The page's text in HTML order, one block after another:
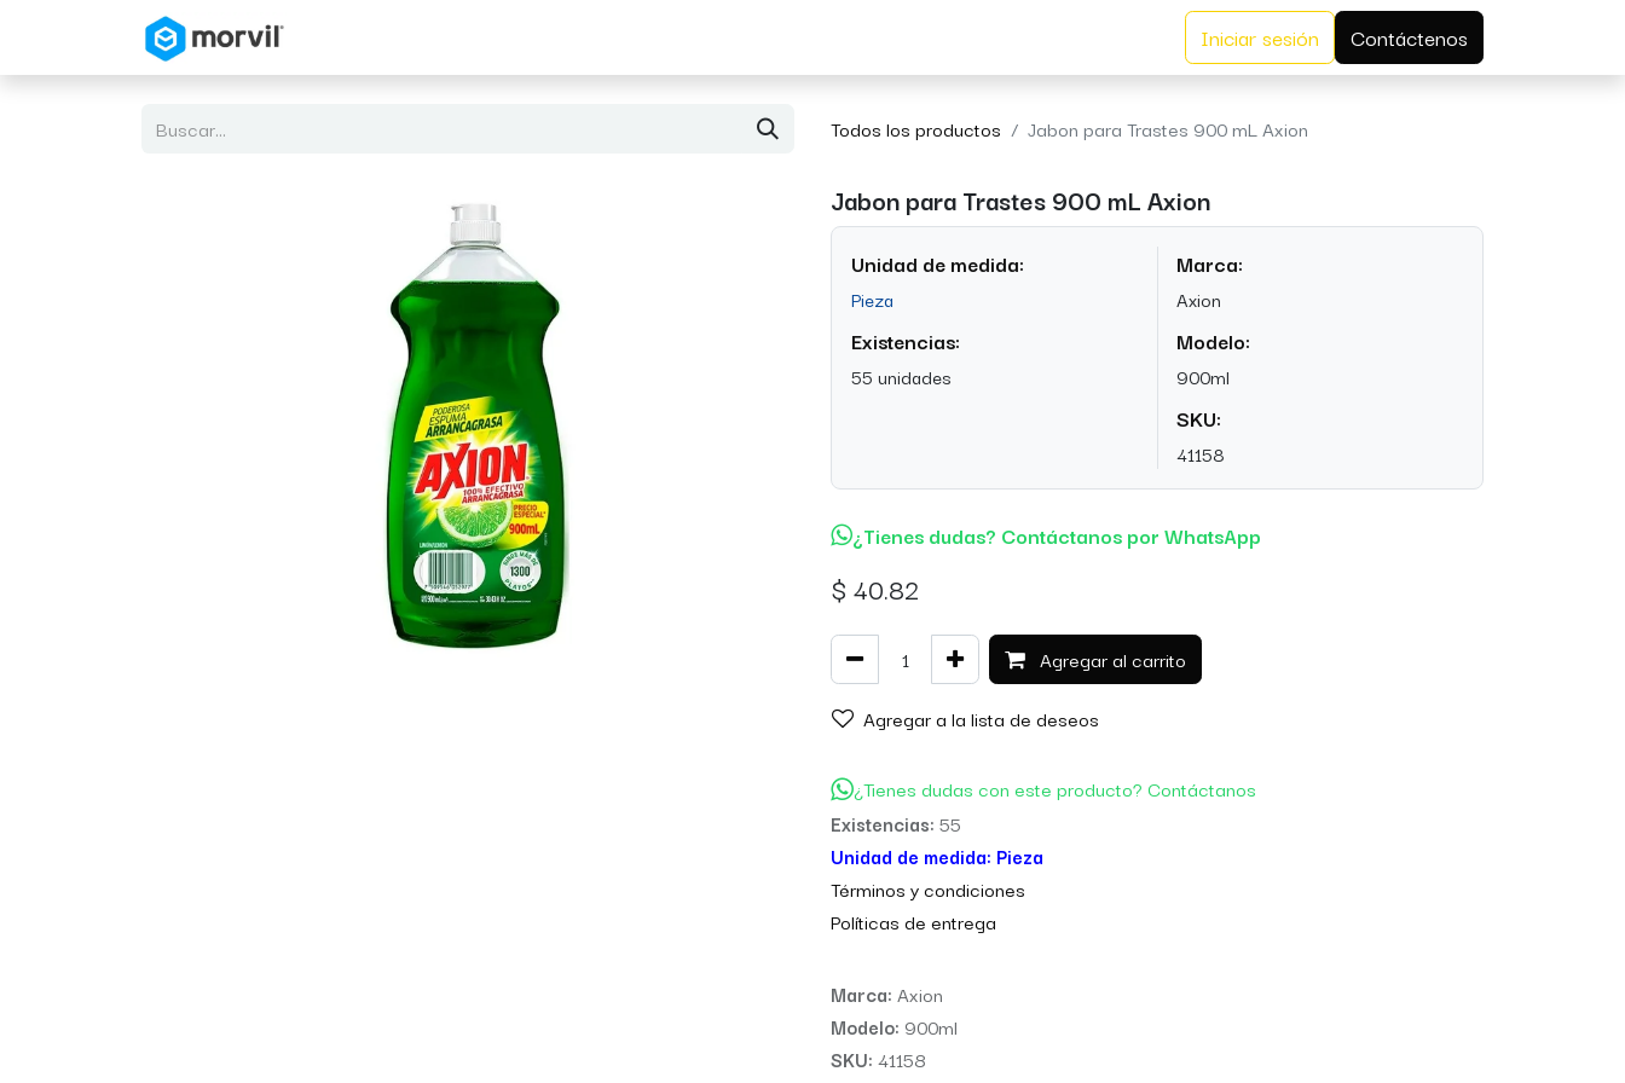
Iniciar sesión Contáctenos
Todos los productos Jabon para Trastes 900 mL Axion
Jabon para Trastes 900 mL Axion
Unidad de medida:
Pieza
Existencias:
55 unidades
Marca:
Axion
Modelo:
900ml
SKU:
41158
¿Tienes dudas? Contáctanos por WhatsApp
$ 40.82
Agregar al carrito
Agregar a la lista de deseos
¿Tienes dudas con este producto? Contáctanos
Existencias: 55
Unidad de medida: Pieza
Términos y condiciones
Políticas de entrega
Marca: Axion
Modelo: 900ml
SKU: 41158